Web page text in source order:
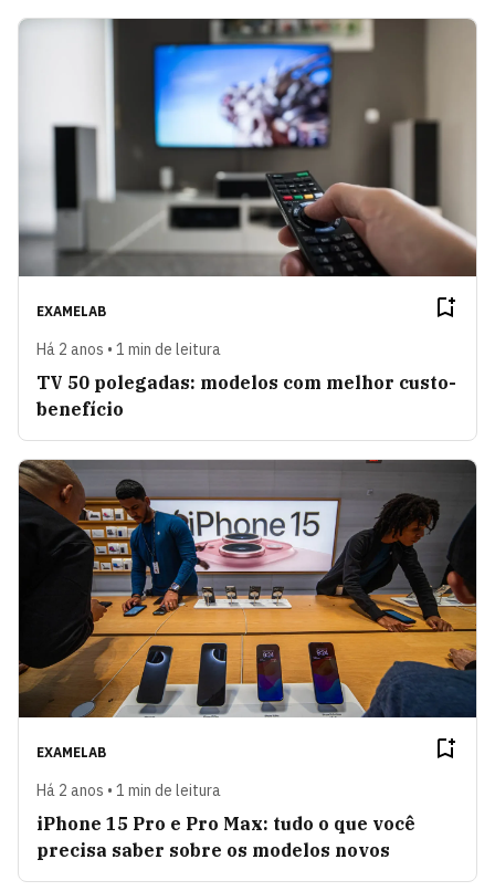
EXAMELAB
Há 2 anos • 1 min de leitura
TV 50 polegadas: modelos com melhor custo-
benefício
EXAMELAB
Há 2 anos • 1 min de leitura
iPhone 15 Pro e Pro Max: tudo o que você
precisa saber sobre os modelos novos